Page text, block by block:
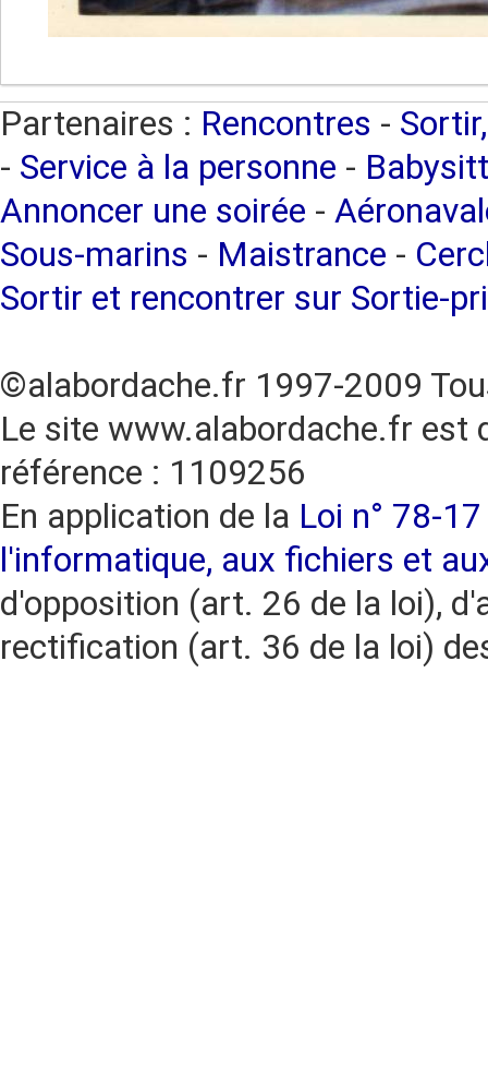
Partenaires : Rencontres -
- Service à la personne -
Annoncer une soirée -
Sous-marins - Maistrance -
Sortir et rencontrer sur Sortie-
©alabordache.fr 1997-2009
Le site www.alabordache.fr est
référence : 1109256
En application de la Loi n° 78-
l'informatique, aux fichiers et
d'opposition (art. 26 de la loi),
rectification (art. 36 de la loi)